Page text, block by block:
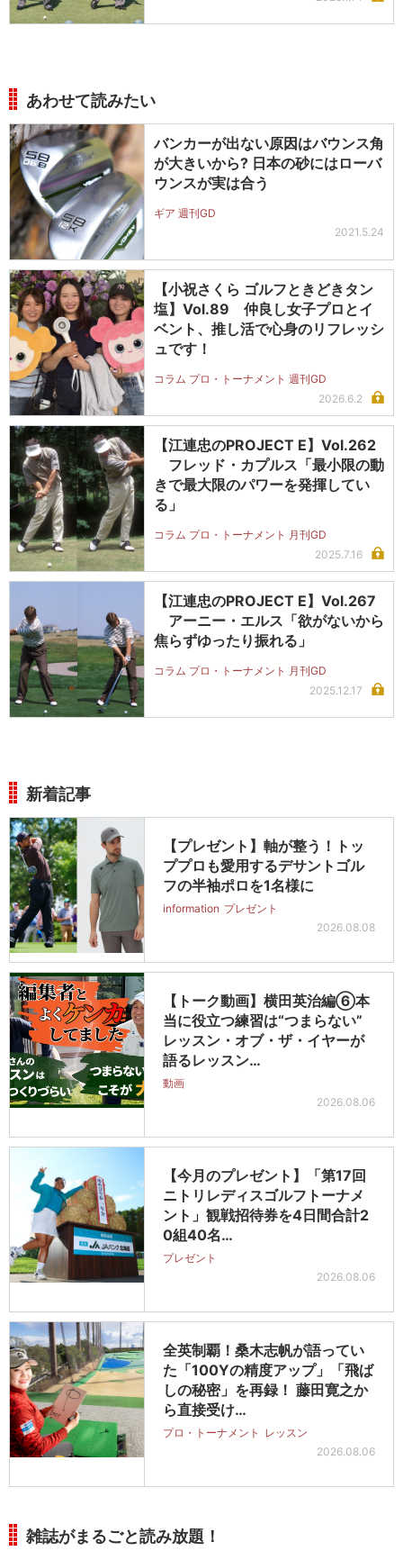
あわせて読みたい
バンカーが出ない原因はバウンス角
が大きいから? 日本の砂にはローバ
ウンスが実は合う
ギア 週刊GD
2021.5.24
【小祝さくら ゴルフときどきタン
塩】Vol.89 仲良し女子プロとイ
ベント、推し活で心身のリフレッシ
ュです！
コラム プロ・トーナメント 週刊GD
2026.6.2
【江連忠のPROJECT E】Vol.262
フレッド・カプルス「最小限の動
きで最大限のパワーを発揮してい
る」
コラム プロ・トーナメント 月刊GD
2025.7.16
【江連忠のPROJECT E】Vol.267
アーニー・エルス「欲がないから
焦らずゆったり振れる」
コラム プロ・トーナメント 月刊GD
2025.12.17
新着記事
【プレゼント】軸が整う！トッ
ププロも愛用するデサントゴル
フの半袖ポロを1名様に
information プレゼント
2026.08.08
【トーク動画】横田英治編⑥本
当に役立つ練習は“つまらない”
レッスン・オブ・ザ・イヤーが
語るレッスン…
動画
2026.08.06
【今月のプレゼント】「第17回
ニトリレディスゴルフトーナメ
ント」観戦招待券を4日間合計2
0組40名…
プレゼント
2026.08.06
全英制覇！桑木志帆が語ってい
た「100Yの精度アップ」「飛ば
しの秘密」を再録！ 藤田寛之か
ら直接受け…
プロ・トーナメント レッスン
2026.08.06
雑誌がまるごと読み放題！